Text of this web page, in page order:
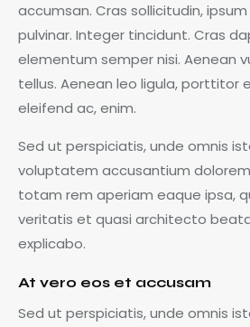
accumsan. Cras sollicitudin,
pulvinar. Integer tincidunt. Cras
elementum semper nisi. Aenean
tellus. Aenean leo ligula, porttitor
eleifend ac, enim.
Sed ut perspiciatis, unde omnis
voluptatem accusantium
totam rem aperiam eaque ipsa,
veritatis et quasi architecto
explicabo.
At vero eos et accusam
Sed ut perspiciatis, unde omnis